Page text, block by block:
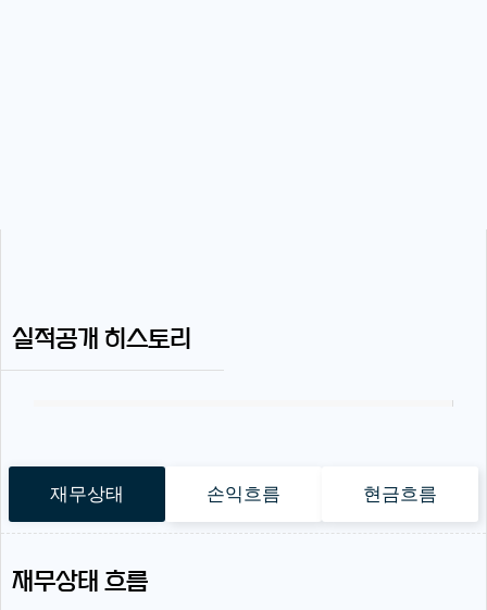
실적공개 히스토리
재무상태 손익흐름 현금흐름
재무상태 흐름